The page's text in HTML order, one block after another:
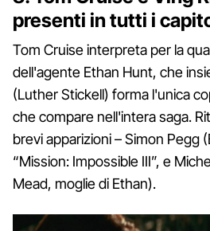
presenti in tutti i
Tom Cruise interpreta per la
dell'agente Ethan Hunt, che
(Luther Stickell) forma l'unica
che compare nell'intera saga.
brevi apparizioni – Simon Pegg
“Mission: Impossible III”, e
Mead, moglie di Ethan).